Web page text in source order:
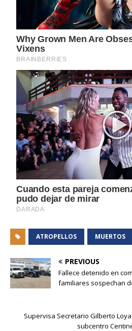
ATROPELLOS MUERTOS
PREVIOUS
Fallece detenido en
familiares sospechan
Supervisa Secretario Gilberto
subcentro